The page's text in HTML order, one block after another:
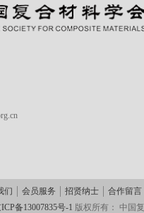
们 会员服务 招贤纳士
合作留言
备13007835号-1 版权所有： 中国